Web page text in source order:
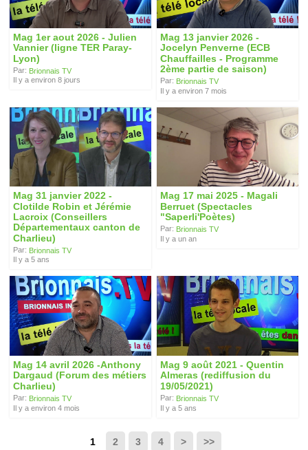
Mag 1er aout 2026 - Julien
Vannier (ligne TER Paray-
Lyon)
Par: Brionnais TV
Il y a environ 8 jours
Mag 13 janvier 2026 -
Jocelyn Penverne (ECB
Chauffailles - Programme
2ème partie de saison)
Par: Brionnais TV
Il y a environ 7 mois
Mag 31 janvier 2022 -
Clotilde Robin et Jérémie
Lacroix (Conseillers
Départementaux canton de
Charlieu)
Par: Brionnais TV
Il y a 5 ans
Mag 17 mai 2025 - Magali
Berruet (Spectacles
"Saperli'Poètes)
Par: Brionnais TV
Il y a un an
Mag 14 avril 2026 -Anthony
Dargaud (Forum des métiers
Charlieu)
Par: Brionnais TV
Il y a environ 4 mois
Mag 9 août 2021 - Quentin
Almeras (rediffusion du
19/05/2021)
Par: Brionnais TV
Il y a 5 ans
1 2 3 4 > >>